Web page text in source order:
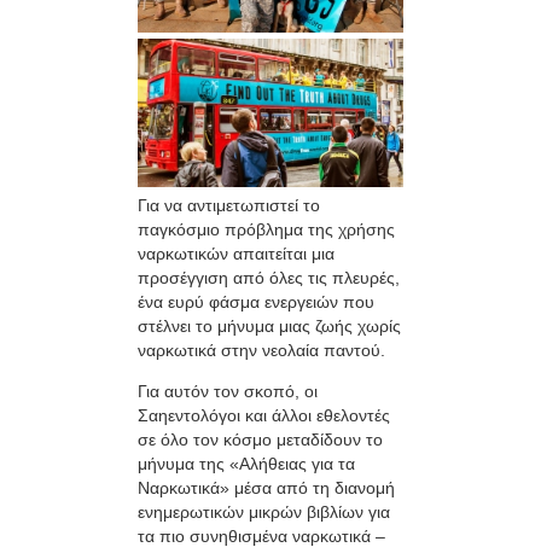
Για να αντιμετωπιστεί το
παγκόσμιο πρόβλημα της χρήσης
ναρκωτικών απαιτείται μια
προσέγγιση από όλες τις πλευρές,
ένα ευρύ φάσμα ενεργειών που
στέλνει το μήνυμα μιας ζωής χωρίς
ναρκωτικά στην νεολαία παντού.
Για αυτόν τον σκοπό, οι
Σαηεντολόγοι και άλλοι εθελοντές
σε όλο τον κόσμο μεταδίδουν το
μήνυμα της «Αλήθειας για τα
Ναρκωτικά» μέσα από τη διανομή
ενημερωτικών μικρών βιβλίων για
τα πιο συνηθισμένα ναρκωτικά –